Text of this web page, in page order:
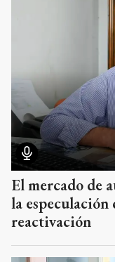
El mercado de
la
reactivación